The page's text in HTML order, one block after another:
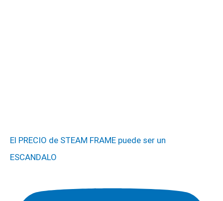
El PRECIO de STEAM FRAME puede ser un
ESCANDALO